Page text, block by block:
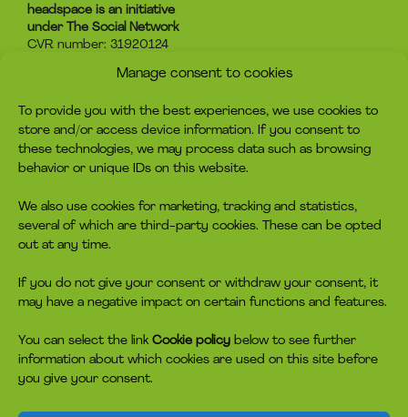
Manage consent to cookies
To provide you with the best experiences, we use cookies to
store and/or access device information. If you consent to
these technologies, we may process data such as browsing
behavior or unique IDs on this website.
We also use cookies for marketing, tracking and statistics,
several of which are third-party cookies. These can be opted
out at any time.
If you do not give your consent or withdraw your consent, it
may have a negative impact on certain functions and features.
You can select the link Cookie policy below to see further
information about which cookies are used on this site before
you give your consent.
headspace is an initiative
under The Social Network
CVR number: 31920124
About headspace
What is headspace?
The advice
Job
Privacy policy
Contact
Contact us
Become volunteer
Become a member
Make a donation
headspace socials